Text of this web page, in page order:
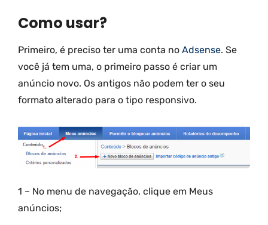
Como usar?
Primeiro, é preciso ter uma conta no Adsense. Se
você já tem uma, o primeiro passo é criar um
anúncio novo. Os antigos não podem ter o seu
formato alterado para o tipo responsivo.
1 – No menu de navegação, clique em Meus
anúncios;